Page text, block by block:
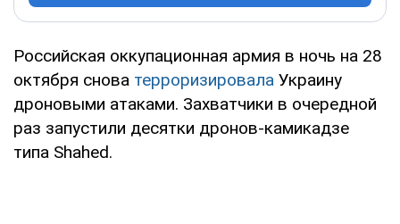
Российская оккупационная армия в ночь на 28
октября снова терроризировала Украину
дроновыми атаками. Захватчики в очередной
раз запустили десятки дронов-камикадзе
типа Shahed.